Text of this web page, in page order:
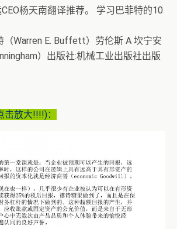
杨天南翻译推荐。 学习巴菲特的10
（Warren E. Buffett）劳伦斯 A 坎宁安
）出版社:机械工业出版社出版
放大!!!!)：